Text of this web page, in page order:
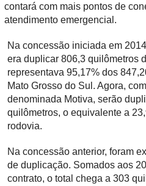
contará com mais pontos de
atendimento emergencial.
Na concessão iniciada em
era duplicar 806,3 quilômetros
representava 95,17% dos
Mato Grosso do Sul. Agora,
denominada Motiva, serão
quilômetros, o equivalente a
rodovia.
Na concessão anterior, foram
de duplicação. Somados aos
contrato, o total chega a 303